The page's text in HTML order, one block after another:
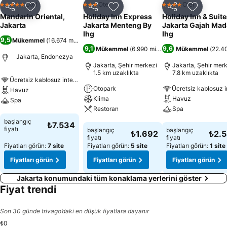
Paylaş Favorilerime ekle
5 Yıldız Otel
Mandarin Oriental,
Jakarta
9,5Mükemmel (16.674 misafir puanı
Jakarta, Endonezya
Ücretsiz kablosuz internet
Havuz
Spa
Fiyatları görün
başlangıç
fiyatı
₺7.534
Fiyatları görün: 7 site
Fiyatları görün
Paylaş Favorilerime ekle
3 YıldızOtel
Holiday Inn Express
Jakarta Menteng By
Ihg
9,1 Mükemmel (6.990 misafir puanı)
Jakarta, Şehir merkezi
1.5 km uzaklıkta
Otopark
Klima
Restoran
Fiyatları görün
başlangıç
fiyatı
₺1.692
Fiyatları görün: 5 site
Fiyatları görün
Paylaş
4 Yıldız Otel
Holiday Inn &
Jakarta Gajah
Ihg
9,6 Mükemmel (
Jakarta, Şehir
7.8 km uzaklıkta
Havuz
Spa
Fiyatları görün
başlangıç
fiyatı
Fiyatları görün: 1 site
Fiyatları görün
Jakarta konumundaki tüm konaklama yerlerini göster
Fiyat trendi
Son 30 günde trivago’daki en düşük fiyatlara dayanır
₺0